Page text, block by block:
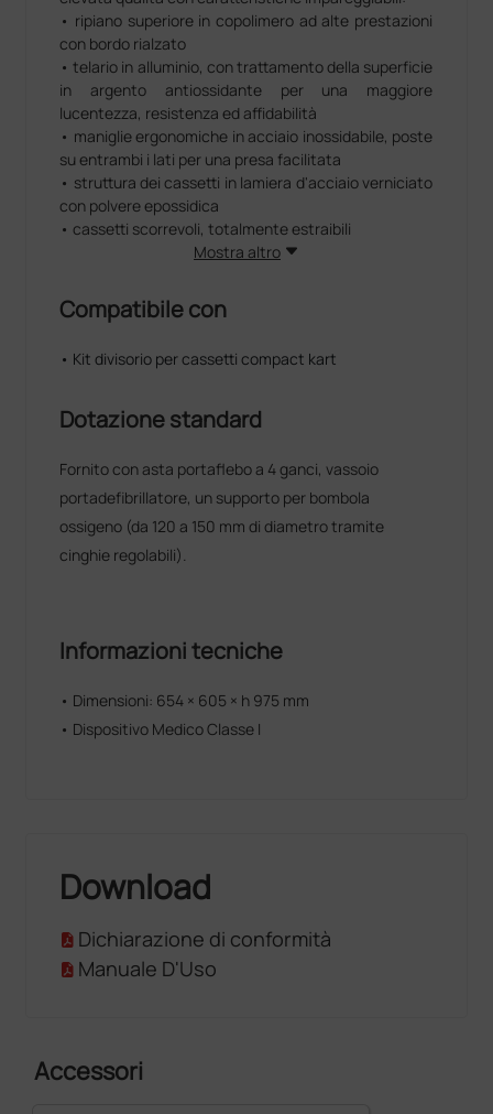
• ripiano superiore in copolimero ad alte prestazioni
con bordo rialzato
• telario in alluminio, con trattamento della superficie
in argento antiossidante per una maggiore
lucentezza, resistenza ed affidabilità
• maniglie ergonomiche in acciaio inossidabile, poste
su entrambi i lati per una presa facilitata
• struttura dei cassetti in lamiera d'acciaio verniciato
con polvere epossidica
• cassetti scorrevoli, totalmente estraibili
• posizione dei cassetti intercambiabile
"gancio/sgancio" che previene l'apertura accidentale
dei cassetti
• sistema di chiusura centralizzata con chiave
• 6 tasche laterali integrate (3+3) per contenere
• ruote pivottanti da 125 mm (due con freno) in
gomma termoplastica con parafili, perno su
cuscinetti a sfera di precisione.
Mostra altro
Compatibile con
• Kit divisorio per cassetti compact kart
Dotazione standard
Fornito con asta portaflebo a 4 ganci, vassoio
portadefibrillatore, un supporto per bombola
ossigeno (da 120 a 150 mm di diametro tramite
cinghie regolabili).
Informazioni tecniche
• Dimensioni: 654 × 605 × h 975 mm
• Dispositivo Medico Classe I
Download
Dichiarazione di conformità
Manuale D'Uso
Accessori